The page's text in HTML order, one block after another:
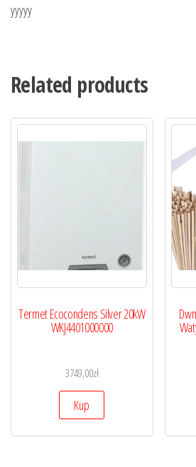
yyyyy
Related products
Termet Ecocondens Silver 20kW
WKJ4401000000
3749,00zł
Kup